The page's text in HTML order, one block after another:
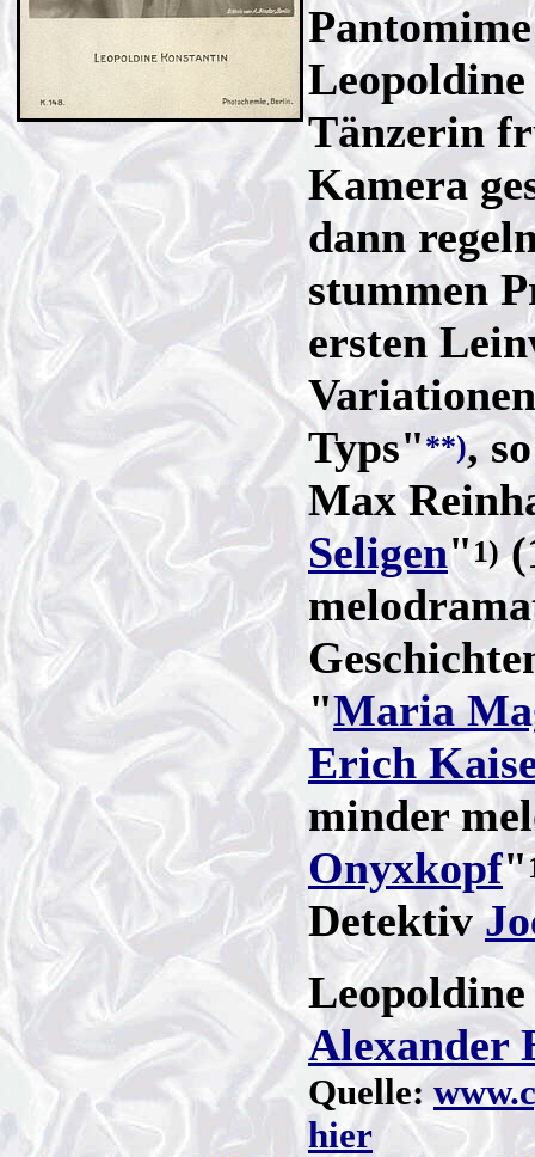
Tänzerin
Kamera
dann
stummen
ersten
Typs"**),
Max
Seligen"1)
"Maria
Erich
minder
Onyxkopf"
Detektiv
Alexander
Quelle:
hier